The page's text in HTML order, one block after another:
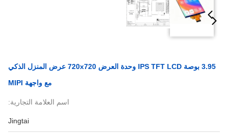
3.95 بوصة IPS TFT LCD وحدة العرض 720x720 عرض المنزل الذكي
مع واجهة MIPI
اسم العلامة التجارية:
Jingtai